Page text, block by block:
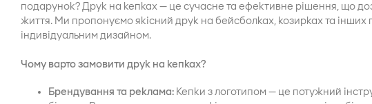
подарунок? Друк на кепках — це сучасне та ефективне рішення, що
життя. Ми пропонуємо якісний друк на бейсболках, козирках та
індивідуальним дизайном.
Чому варто замовити друк на кепках?
Брендування та реклама: Кепки з логотипом — це потужний